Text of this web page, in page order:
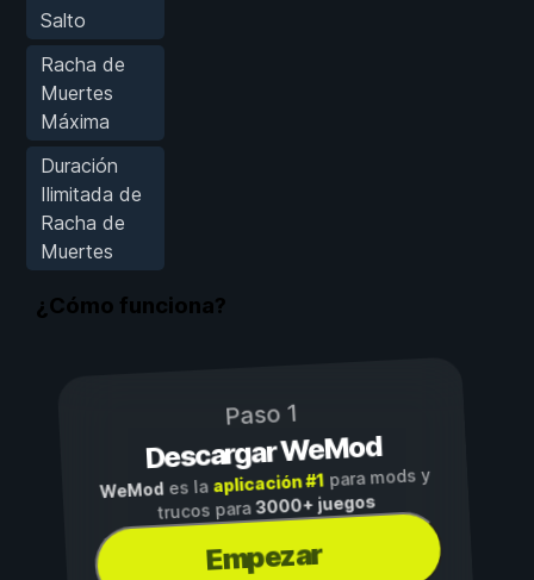
Salto
Racha de
Muertes
Máxima
Duración
Ilimitada de
Racha de
Muertes
¿Cómo funciona?
Paso 1
Descargar WeMod
WeMod es la aplicación #1para mods y
trucos para3000+ juegos
Empezar